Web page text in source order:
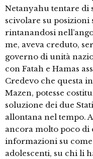
Netanyahu tentare di
scivolare su posizioni
rintanandosi
me, aveva creduto,
governo di unità
con Fatah e Hamas
Credevo che questa
Mazen, potesse
soluzione dei due
allontana nel tempo.
ancora molto poco di
informazioni su
adolescenti, su chi li